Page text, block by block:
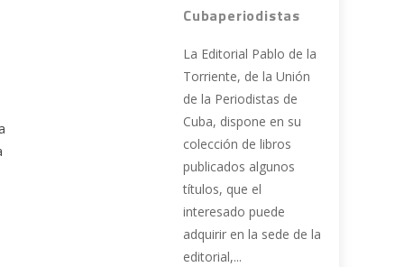
Cubaperiodistas
La Editorial Pablo de la
Torriente, de la Unión
de la Periodistas de
Cuba, dispone en su
colección de libros
publicados algunos
títulos, que el
interesado puede
adquirir en la sede de la
editorial,...